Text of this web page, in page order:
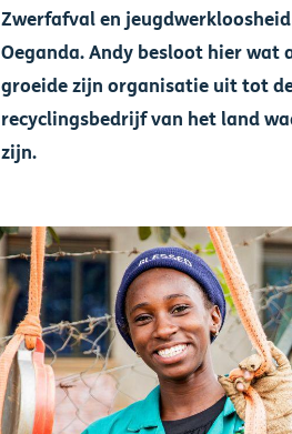
Zwerfafval en
Oeganda. Andy besloot hier wat
groeide zijn organisatie uit tot
recyclingsbedrijf van het land
zijn.